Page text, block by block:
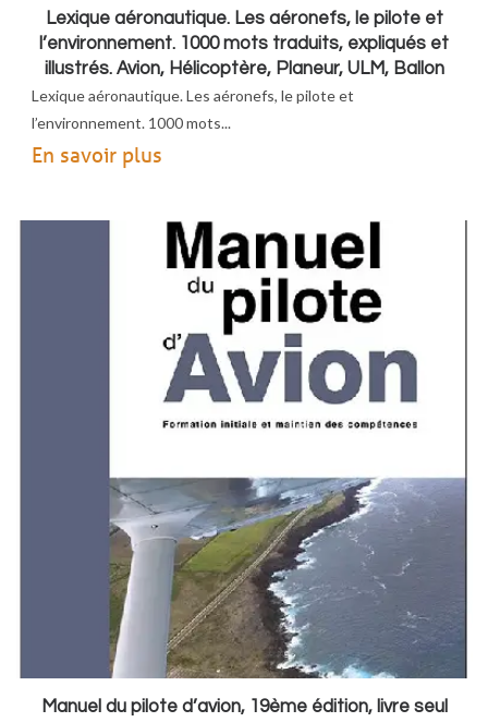
Lexique aéronautique. Les aéronefs, le pilote et
l’environnement. 1000 mots traduits, expliqués et
illustrés. Avion, Hélicoptère, Planeur, ULM, Ballon
Lexique aéronautique. Les aéronefs, le pilote et
l’environnement. 1000 mots...
En savoir plus
Manuel du pilote d’avion, 19ème édition, livre seul